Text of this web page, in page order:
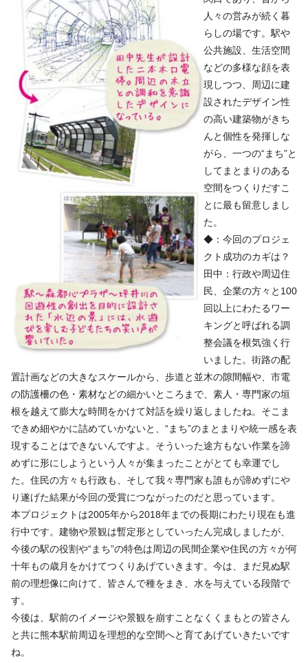
人々の営みが続く暮
らしの場です。駅や
公共施設、生活空間
などの多様な顔を表
現しつつ、周辺に建
設されたデザイン性
の高い建築物がきち
んと個性を発揮しな
がら、一つの“まち”と
してまとまりのある
空間をつくりだすこ
とに最も留意しまし
た。
◆：今回のプロジェ
クト成功のカギは？
田中：行政や周辺住
民、企業の方々と100
回以上にわたるワー
キングと呼ばれる調
整会議を根気強く行
いました。街路の配
置計画などの大きなスケールから、歩道と並木の隙間幅や、市電
の防護柵の色・素材などの細かいところまで、素人・専門家の垣
根を越えて膨大な時間をかけて対話を繰り返しましたね。そこま
できめ細やかに詰めていかないと、“まち”のまとまりや統一感を表
現することはできないんですよ。そういった途方もない作業を諦
めずに形にしようという人々が集まったことがとても幸運でし
た。住民の方々も行政も、そして我々専門家も誰もが諦めずにや
り遂げた結果が今回の受賞につながったのだと思っています。
本プロジェクトは2005年から2018年までの長期にわたり現在も進
行中です。建物や景観は暫定形としていったん完成しましたが、
今後の駅の役割や“まち”の特色は周辺の民間企業や住民の方々が何
十年もの歳月をかけてつくりあげていきます。今は、まだ見ぬ駅
前の理想像に向けて、皆さんで種をまき、水を与えている段階で
す。
今後は、駅前のイメージや景観を崩すことなくくまもとの皆さん
と共に熊本駅前周辺を理想的な空間へと育てあげていきたいです
ね。